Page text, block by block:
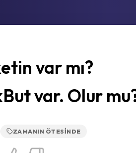
var mı?
var. Olur
ZAMANIN ÖTESINDE